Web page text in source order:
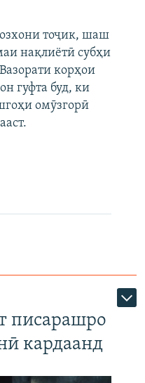
тоҷик, шаш
нақлиётӣ субҳи
корҳои
гуфта буд, ки
омӯзгорӣ
писарашро
кардаанд